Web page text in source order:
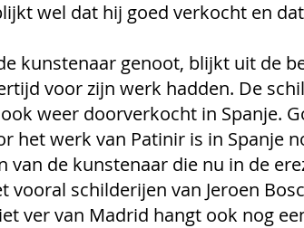
wel dat hij goed verkocht en
kunstenaar genoot, blijkt uit de
voor zijn werk hadden. De
weer doorverkocht in Spanje.
het werk van Patinir is in Spanje
van de kunstenaar die nu in de
vooral schilderijen van Jeroen
ver van Madrid hangt ook nog